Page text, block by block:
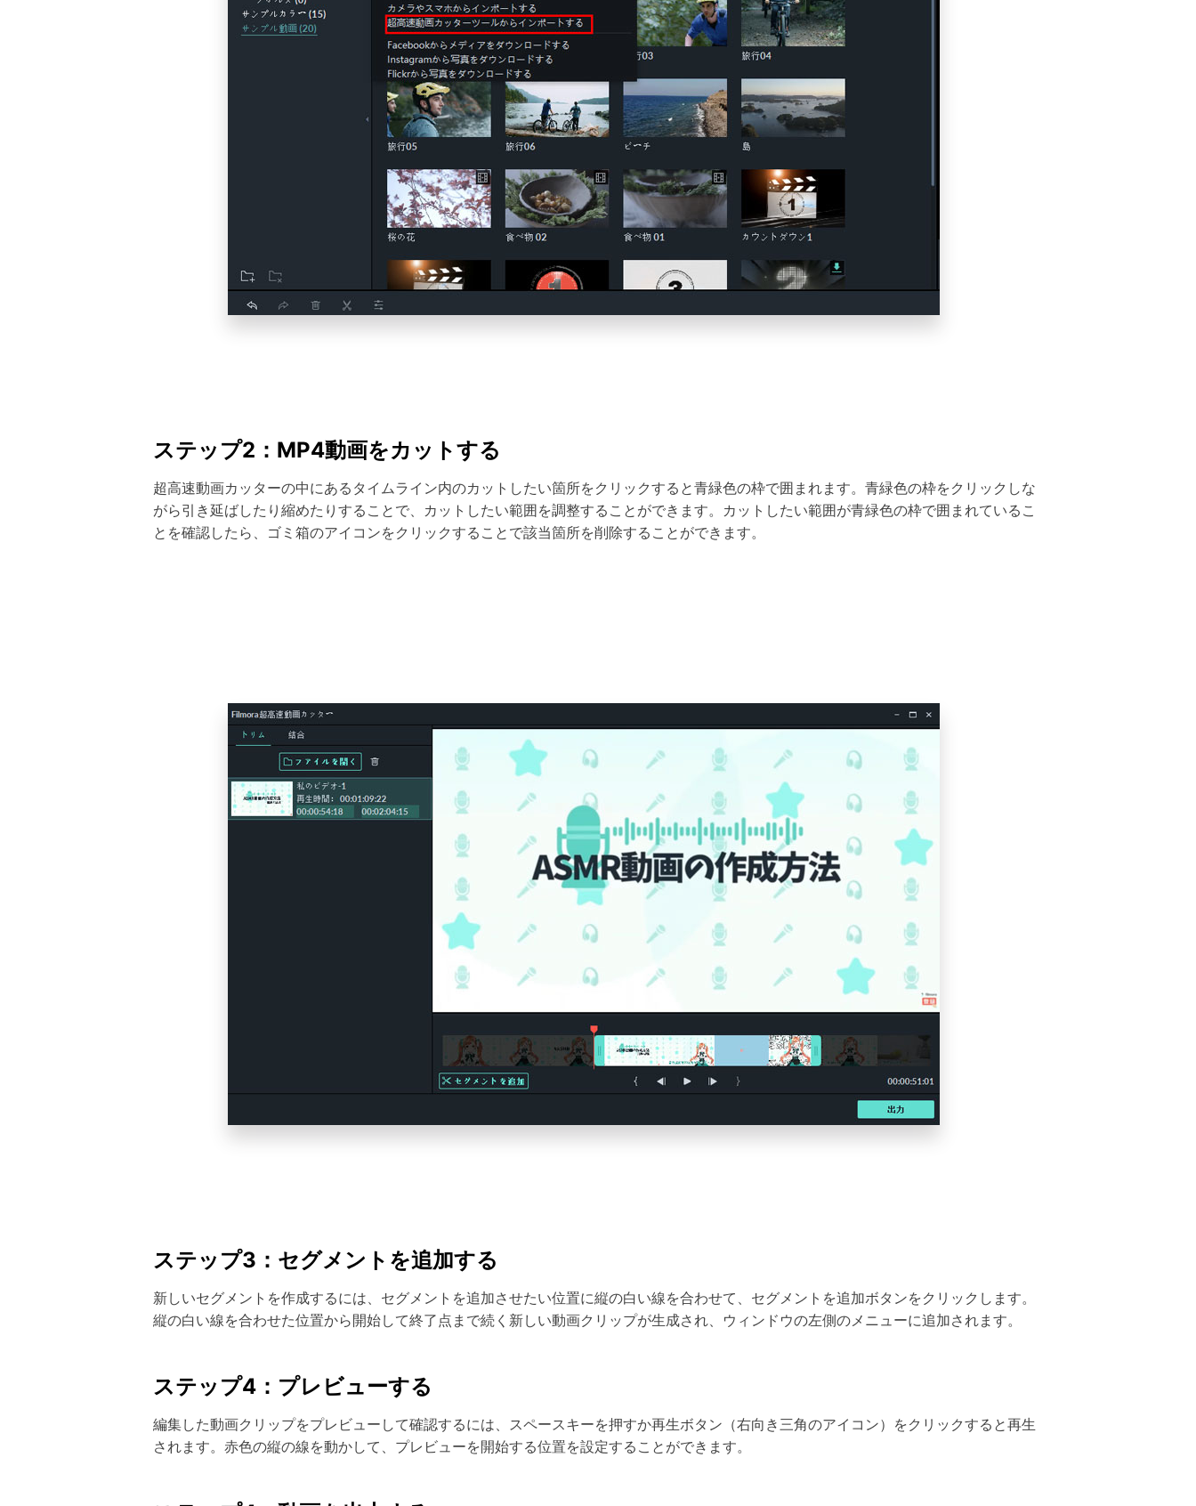
ステップ2：MP4動画をカットする
超高速動画カッターの中にあるタイムライン内のカットしたい箇所をクリックすると青緑色の枠で囲まれます。青緑色の枠をクリックしな
がら引き延ばしたり縮めたりすることで、カットしたい範囲を調整することができます。カットしたい範囲が青緑色の枠で囲まれているこ
とを確認したら、ゴミ箱のアイコンをクリックすることで該当箇所を削除することができます。
ステップ3：セグメントを追加する
新しいセグメントを作成するには、セグメントを追加させたい位置に縦の白い線を合わせて、セグメントを追加ボタンをクリックします。
縦の白い線を合わせた位置から開始して終了点まで続く新しい動画クリップが生成され、ウィンドウの左側のメニューに追加されます。
ステップ4：プレビューする
編集した動画クリップをプレビューして確認するには、スペースキーを押すか再生ボタン（右向き三角のアイコン）をクリックすると再生
されます。赤色の縦の線を動かして、プレビューを開始する位置を設定することができます。